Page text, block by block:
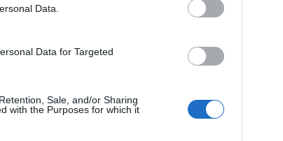
Data.
Data for Targeted
Sale, and/or Sharing
with the Purposes for which it